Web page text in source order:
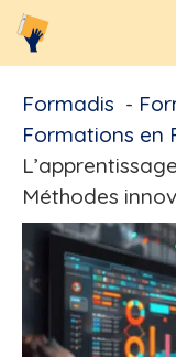
Aller
au
Formadis
Formations en
Méthodes